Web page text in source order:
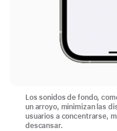
Los sonidos de fondo,
un arroyo, minimizan las
usuarios a concentrarse,
descansar.